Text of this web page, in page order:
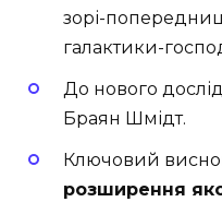
зорі-
галактики-
До нового
Браян Шмідт.
Ключовий
розширення